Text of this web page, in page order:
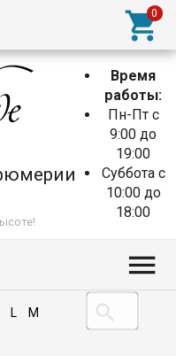
Время
работы:
Пн-Пт с
9:00 до
19:00
Суббота с
10:00 до
18:00
L
M